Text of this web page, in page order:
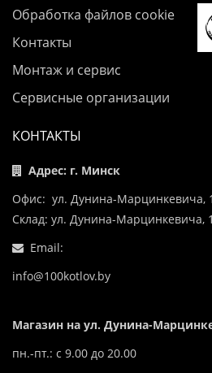
Обработка файлов cookie
Контакты
Монтаж и сервис
Сервисные организации
КОНТАКТЫ
Адрес: г. Минск
Офис: ул. Дунина-Марцинкевича,
Склад: ул. Дунина-Марцинкевича,
Email:
info@100kotlov.by
Магазин на ул. Дунина-
пн.-пт.: с 9.00 до 20.00